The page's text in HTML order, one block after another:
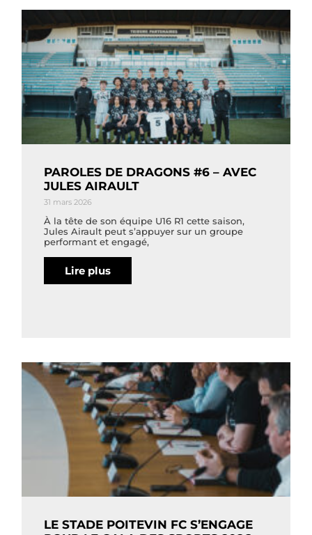
PAROLES DE DRAGONS #6 – AVEC
JULES AIRAULT
31 mars 2026
À la tête de son équipe U16 R1 cette saison,
Jules Airault peut s’appuyer sur un groupe
performant et engagé,
Lire plus
LE STADE POITEVIN FC S’ENGAGE